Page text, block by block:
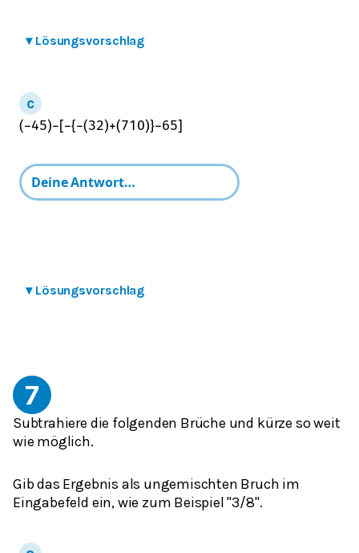
▾ Lösungsvorschlag
(−45)−[−{−(32)+(710)}−65]
▾ Lösungsvorschlag
7
Subtrahiere die folgenden Brüche und kürze so weit
wie möglich.
Gib das Ergebnis als ungemischten Bruch im
Eingabefeld ein, wie zum Beispiel "3/8".